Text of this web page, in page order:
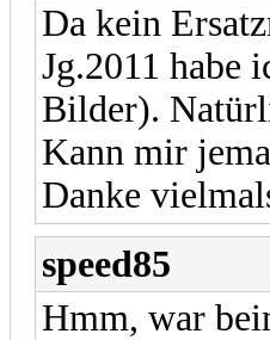
Da kein
Jg.2011 habe
Bilder).
Kann mir
Danke
speed85
Hmm, war